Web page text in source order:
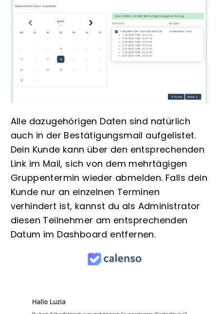
Alle dazugehörigen Daten sind natürlich
auch in der Bestätigungsmail aufgelistet.
Dein Kunde kann über den entsprechenden
Link im Mail, sich von dem mehrtägigen
Gruppentermin wieder abmelden. Falls dein
Kunde nur an einzelnen Terminen
verhindert ist, kannst du als Administrator
diesen Teilnehmer am entsprechenden
Datum im Dashboard entfernen.